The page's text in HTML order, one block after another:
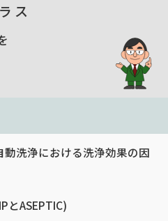
ス
動洗浄における洗浄効果の因
とASEPTIC)